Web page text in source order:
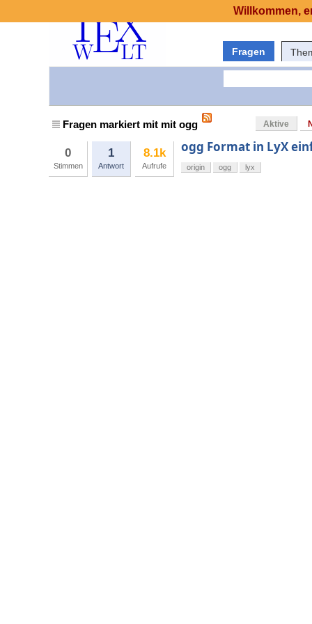
Fragen
Fragen markiert mit mit ogg Aktive
0
Stimmen
1
Antwort
8.1k
Aufrufe
ogg Format in LyX
origin ogg lyx
Willkommen,